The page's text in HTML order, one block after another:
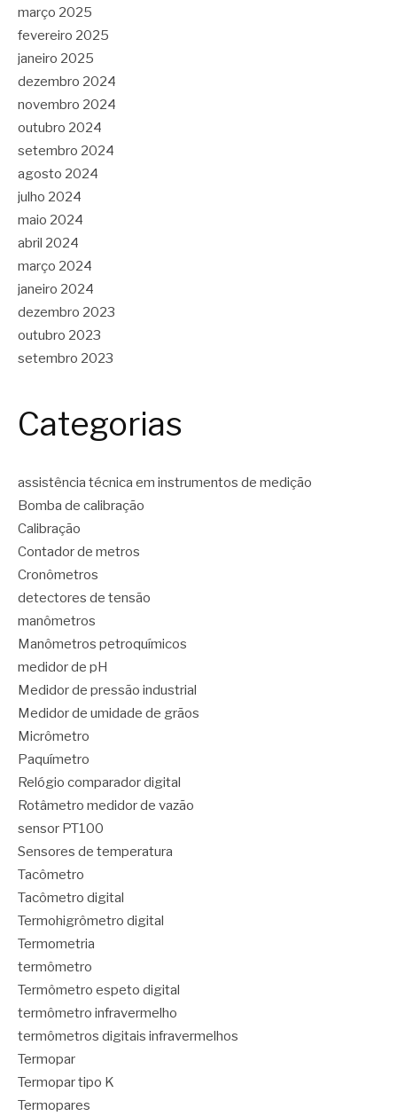
março 2025
fevereiro 2025
janeiro 2025
dezembro 2024
novembro 2024
outubro 2024
setembro 2024
agosto 2024
julho 2024
maio 2024
abril 2024
março 2024
janeiro 2024
dezembro 2023
outubro 2023
setembro 2023
Categorias
assistência técnica em instrumentos de medição
Bomba de calibração
Calibração
Contador de metros
Cronômetros
detectores de tensão
manômetros
Manômetros petroquímicos
medidor de pH
Medidor de pressão industrial
Medidor de umidade de grãos
Micrômetro
Paquímetro
Relógio comparador digital
Rotâmetro medidor de vazão
sensor PT100
Sensores de temperatura
Tacômetro
Tacômetro digital
Termohigrômetro digital
Termometria
termômetro
Termômetro espeto digital
termômetro infravermelho
termômetros digitais infravermelhos
Termopar
Termopar tipo K
Termopares